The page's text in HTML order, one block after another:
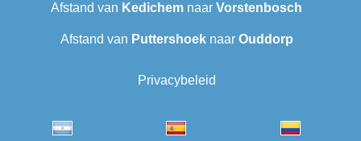
Afstand van Kedichem naar Vorstenbosch
Afstand van Puttershoeknaar Ouddorp
Privacybeleid